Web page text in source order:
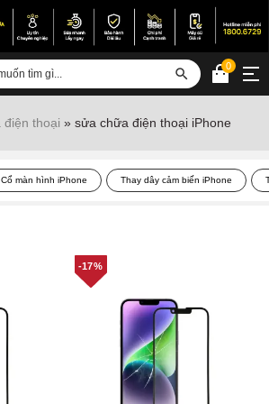
0
thoại » sửa chữa điện thoại iPhone
Cổ màn hình iPhone Thay dây cảm biến iPhone
-17%